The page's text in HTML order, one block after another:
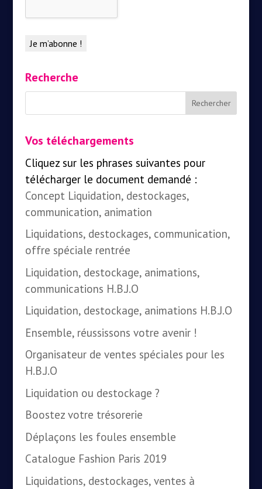
Recherche
Vos téléchargements
Cliquez sur les phrases suivantes pour
télécharger le document demandé :
Concept Liquidation, destockages,
communication, animation
Liquidations, destockages, communication,
offre spéciale rentrée
Liquidation, destockage, animations,
communications H.B.J.O
Liquidation, destockage, animations H.B.J.O
Ensemble, réussissons votre avenir !
Organisateur de ventes spéciales pour les
H.B.J.O
Liquidation ou destockage ?
Boostez votre trésorerie
Déplaçons les foules ensemble
Catalogue Fashion Paris 2019
Liquidations, destockages, ventes à